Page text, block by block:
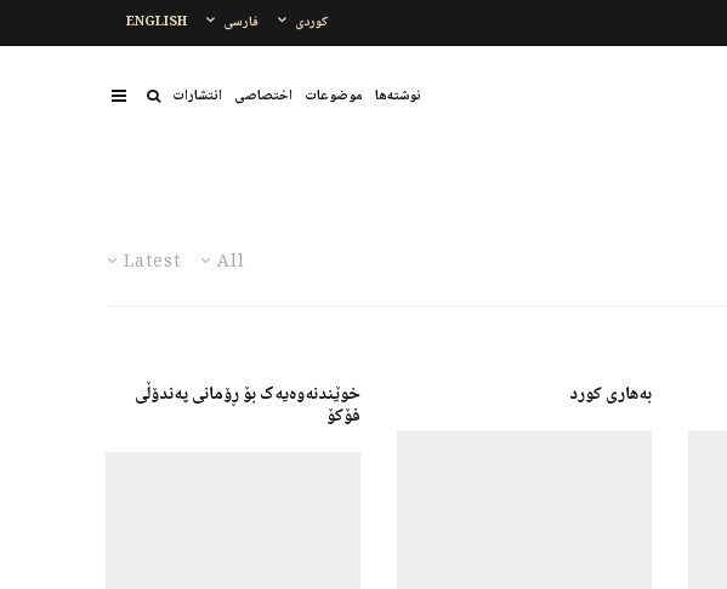
ENGLISH فارسی کوردی
نوشتەها موضوعات اختصاصی انتشارات
All
Latest
بەهاری کورد خوێندنەوەیەک بۆ ڕۆمانی پەندۆڵی
فۆکۆ